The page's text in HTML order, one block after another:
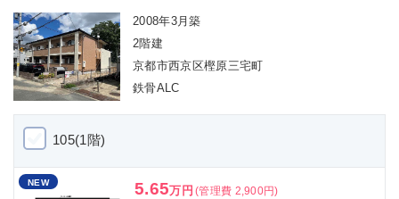
2008年3月築
2階建
京都市西京区樫原三宅町
鉄骨ALC
105(1階)
NEW 5.65万円 (管理費 2,900円)